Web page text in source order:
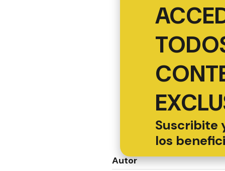
Suscribite
los
Autor